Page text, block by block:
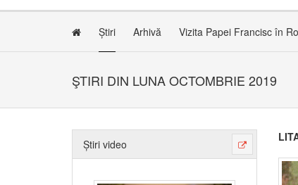
Știri Arhivă Vizita Papei Francisc în
ŞTIRI DIN LUNA OCTOMBRIE 2019
Știri video